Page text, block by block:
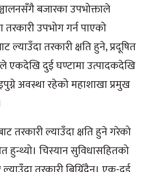
बजारका उपभोक्ताले
तरकारी उपभोग गर्न पाएको
ल्याउँदा तरकारी क्षति हुने, प्रदूषित
एकदेखि दुई घण्टामा उत्पादकदेखि
अवस्था रहेको महाशाखा प्रमुख
तरकारी ल्याउँदा क्षति हुने गरेको
हुन्थ्यो। चिस्यान सुविधासहितको